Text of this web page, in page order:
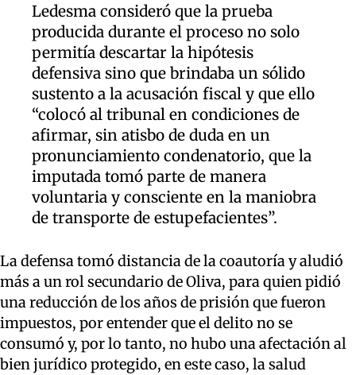
Ledesma consideró que la prueba
producida durante el proceso no solo
permitía descartar la hipótesis
defensiva sino que brindaba un sólido
sustento a la acusación fiscal y que ello
“colocó al tribunal en condiciones de
afirmar, sin atisbo de duda en un
pronunciamiento condenatorio, que la
imputada tomó parte de manera
voluntaria y consciente en la maniobra
de transporte de estupefacientes”.
La defensa tomó distancia de la coautoría y aludió
más a un rol secundario de Oliva, para quien pidió
una reducción de los años de prisión que fueron
impuestos, por entender que el delito no se
consumó y, por lo tanto, no hubo una afectación al
bien jurídico protegido, en este caso, la salud